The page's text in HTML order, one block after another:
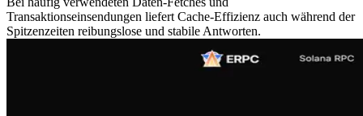
Transaktionseinsendungen liefert Cache-Effizienz auch während der
Spitzenzeiten reibungslose und stabile Antworten.